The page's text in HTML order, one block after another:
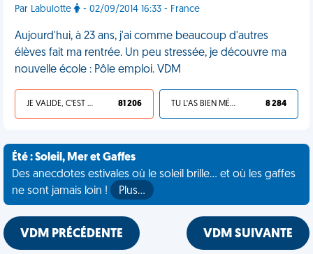
Par Labulotte - 02/09/2014 16:33 - France
Aujourd'hui, à 23 ans, j'ai comme beaucoup d'autres
élèves fait ma rentrée. Un peu stressée, je découvre ma
nouvelle école : Pôle emploi. VDM
JE VALIDE, C'EST UNE VDM 81 206 TU L'AS BIEN MÉRITÉ 8 284
Été : Soleil, Mer et Gaffes
Des anecdotes estivales où le soleil brille... et où les gaffes
ne sont jamais loin !
Plus…
VDM PRÉCÉDENTE VDM SUIVANTE